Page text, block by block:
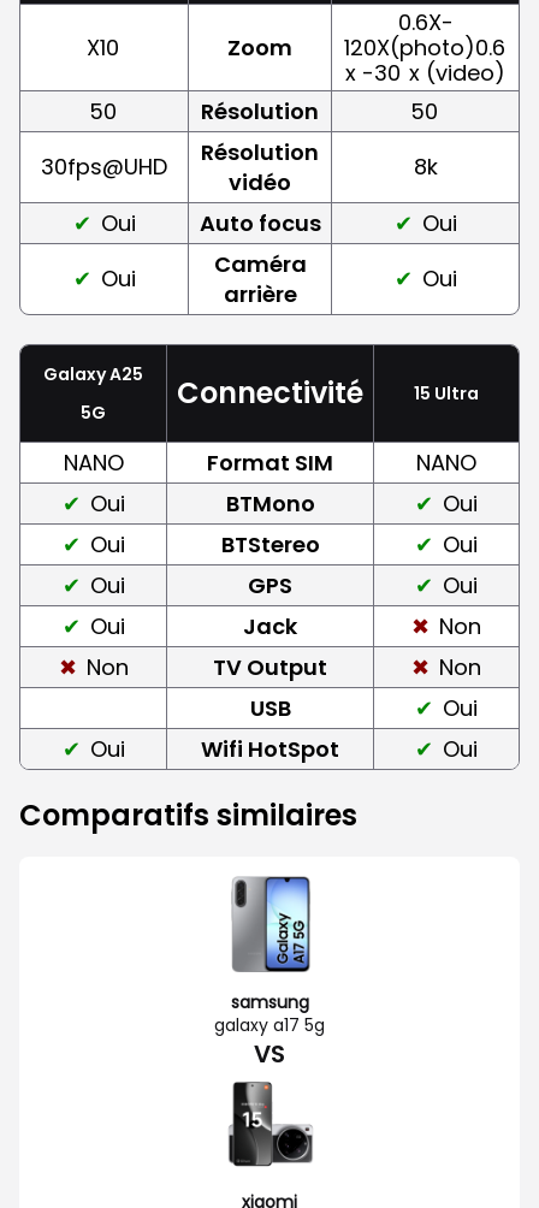
X10 Zoom
0.6X-
120X(photo)0.6
x -30 x (video)
50
Résolution
50
30fps@UHD
Résolution
vidéo
8k
Oui
Auto focus
Oui
Oui
Caméra
arrière
Oui
Galaxy A25
5G
Connectivité 15 Ultra
NANO Format SIM
NANO
Oui
BTMono
Oui
Oui
BTStereo
Oui
Oui
GPS
Oui
Oui
Jack
Non
Non
TV Output
Non
USB
Oui
Oui
Wifi HotSpot Oui
Comparatifs similaires
samsung
galaxy a17 5g
VS
xiaomi